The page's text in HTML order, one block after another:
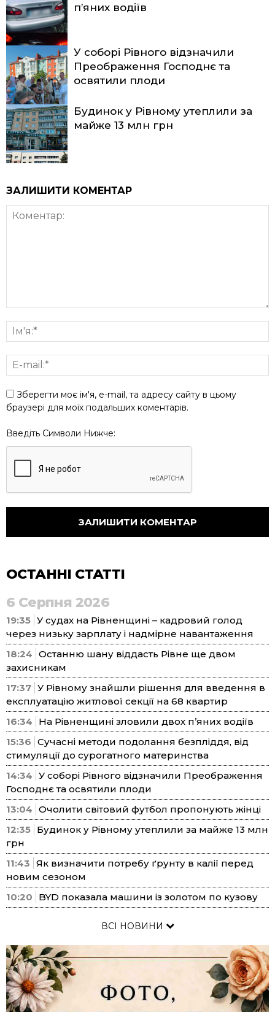
п’яних водіїв
У соборі Рівного відзначили
Преображення Господнє та
освятили плоди
Будинок у Рівному утеплили за
майже 13 млн грн
ЗАЛИШИТИ КОМЕНТАР
Зберегти моє ім'я, e-mail, та адресу сайту в цьому
браузері для моїх подальших коментарів.
Введіть Символи Нижче:
ОСТАННІ СТАТТІ
6 Серпня 2026
19:35 У судах на Рівненщині – кадровий голод
через низьку зарплату і надмірне навантаження
18:24 Останню шану віддасть Рівне ще двом
захисникам
17:37 У Рівному знайшли рішення для введення в
експлуатацію житлової секції на 68 квартир
16:34
На Рівненщині зловили двох п’яних водіїв
15:36 Сучасні методи подолання безпліддя, від
стимуляції до сурогатного материнства
14:34 У соборі Рівного відзначили Преображення
Господнє та освятили плоди
13:04 Очолити світовий футбол пропонують жінці
12:35 Будинок у Рівному утеплили за майже 13 млн
грн
11:43 Як визначити потребу ґрунту в калії перед
новим сезоном
10:20
BYD показала машини із золотом по кузову
ВСІ НОВИНИ